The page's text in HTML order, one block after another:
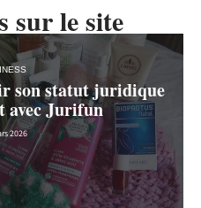
sur le site
son statut juridique
avec Jurifun
2026